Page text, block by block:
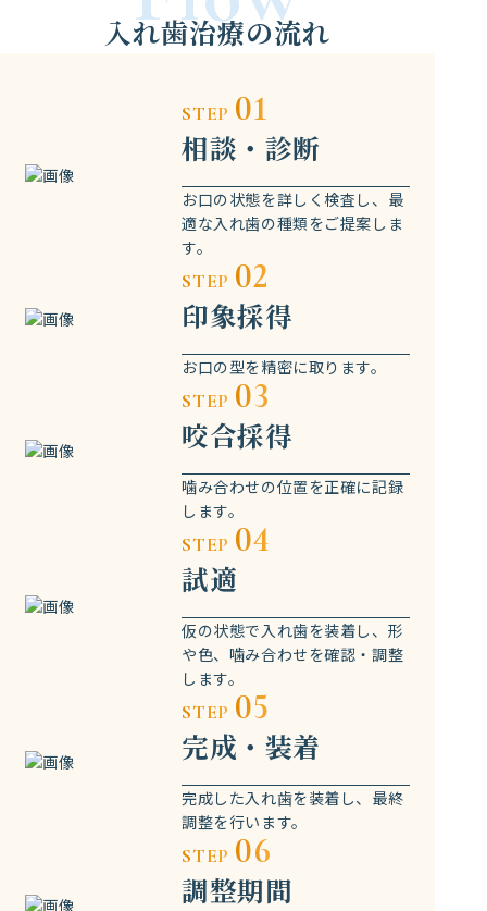
入れ歯治療の流れ
STEP 01
相談・診断
お口の状態を詳しく検査し、最
適な入れ歯の種類をご提案しま
す。
STEP 02
印象採得
お口の型を精密に取ります。
STEP 03
咬合採得
噛み合わせの位置を正確に記録
します。
STEP 04
試適
仮の状態で入れ歯を装着し、形
や色、噛み合わせを確認・調整
します。
STEP 05
完成・装着
完成した入れ歯を装着し、最終
調整を行います。
STEP 06
調整期間